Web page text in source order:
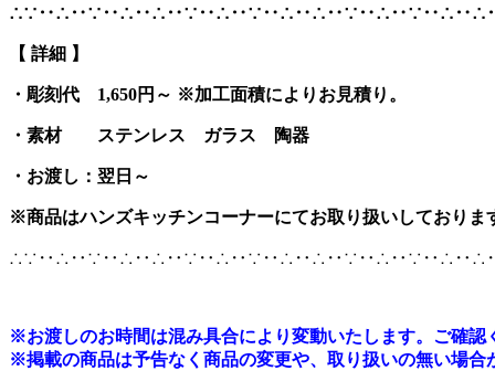
【 詳細 】
・彫刻代 1,650円～ ※加工面積によりお見積り。
・素材 ステンレス ガラス 陶器
・お渡し：翌日～
※商品はハンズキッチンコーナーにてお取り扱いしておりま
※お渡しのお時間は混み具合により変動いたします。ご確認
※掲載の商品は予告なく商品の変更や、取り扱いの無い場合